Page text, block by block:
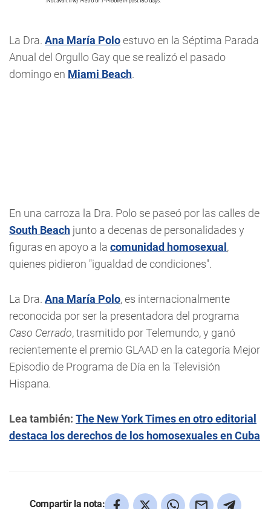
La Dra. Ana María Poloestuvo en la Séptima Parada
Anual del Orgullo Gay que se realizó el pasado
domingo en Miami Beach.
En una carroza la Dra. Polo se paseó por las calles de
South Beach junto a decenas de personalidades y
figuras en apoyo a la comunidad homosexual ,
quienes pidieron "igualdad de condiciones".
La Dra. Ana María Polo, es internacionalmente
reconocida por ser la presentadora del programa
Caso Cerrado, trasmitido por Telemundo, y ganó
recientemente el premio GLAAD en la categoría Mejor
Episodio de Programa de Día en la Televisión
Hispana.
Lea también: The New York Times en otro editorial
destaca los derechos de los homosexuales en Cuba
Compartir la nota: